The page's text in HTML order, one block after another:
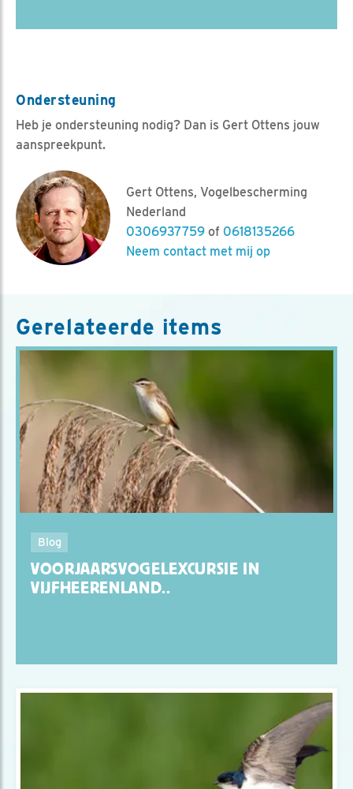
Ondersteuning
Heb je ondersteuning nodig? Dan is Gert Ottens jouw
aanspreekpunt.
Gert Ottens, Vogelbescherming
Nederland
0306937759 of 0618135266
Neem contact met mij op
Gerelateerde items
Blog
VOORJAARSVOGELEXCURSIE IN
VIJFHEERENLAND..